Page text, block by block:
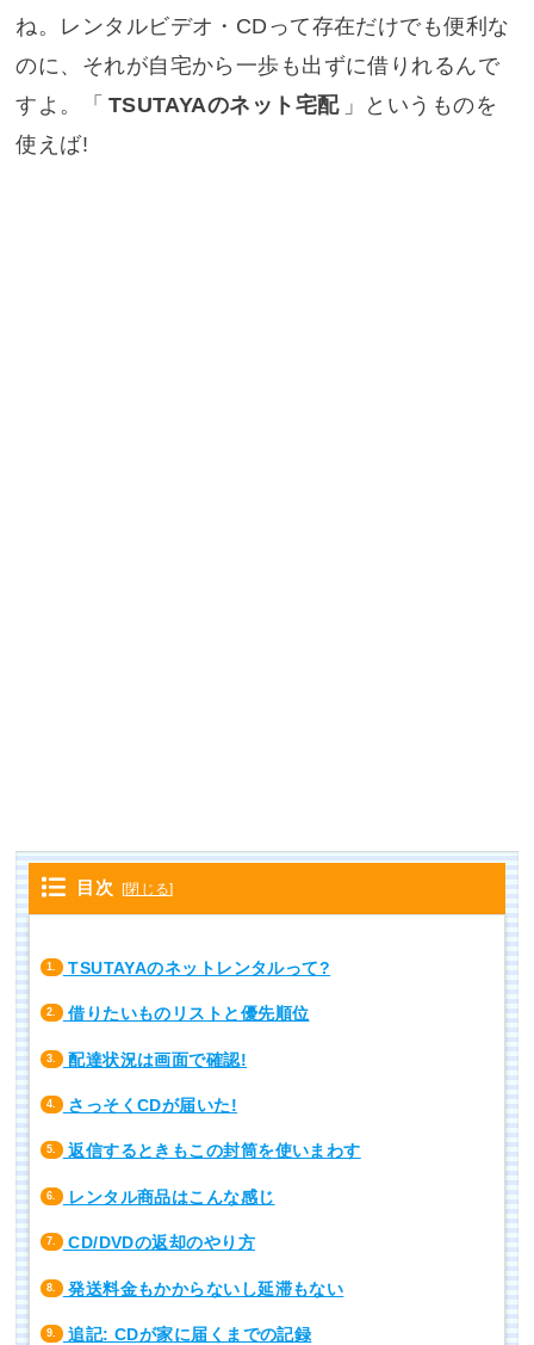
ね。レンタルビデオ・CDって存在だけでも便利な
のに、それが自宅から一歩も出ずに借りれるんで
すよ。「 TSUTAYAのネット宅配 」というものを
使えば!
目次 [閉じる]
1. TSUTAYAのネットレンタルって?
2. 借りたいものリストと優先順位
3. 配達状況は画面で確認!
4. さっそくCDが届いた!
5. 返信するときもこの封筒を使いまわす
6. レンタル商品はこんな感じ
7. CD/DVDの返却のやり方
8. 発送料金もかからないし延滞もない
9. 追記: CDが家に届くまでの記録